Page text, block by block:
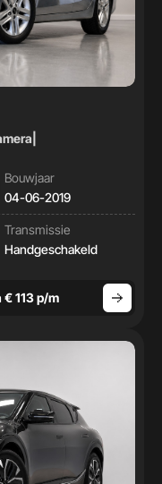
Bouwjaar
04-06-2019
Transmissie
Handgeschakeld
€ 113 p/m